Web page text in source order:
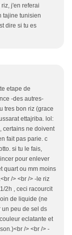
j'en referai
tajine tunisien
dire si tu es
etape de
-des autres-
tres bon riz (grace
ettajriba. lol:
certains ne doivent
fait pas parie. c
si tu le fais,
pour enlever
quart ou mm moins
/> <br /> -le riz
2h , ceci racourcit
de liquide (ne
un peu de sel ds
eclatante et
/> <br /> -